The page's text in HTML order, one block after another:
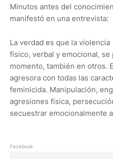
Minutos antes del
manifestó en una entrevista:
La verdad es que la
físico, verbal y emocional,
momento, también en otros.
agresora con todas las
feminicida. Manipulación,
agresiones física,
secuestrar emocionalmente
Facebook